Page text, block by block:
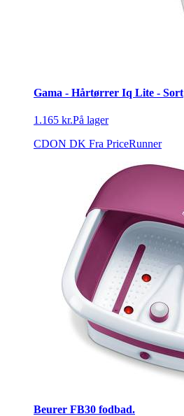
Gama - Hårtørrer Iq Lite - Sort
1.165 kr.På lager
CDON DK Fra PriceRunner
Beurer FB30 fodbad.